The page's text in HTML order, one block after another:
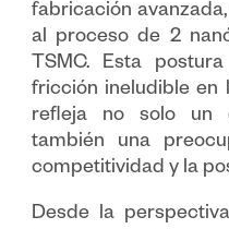
fabricación
al proceso de 2
TSMC. Esta
fricción ineludible en
refleja no solo un
también una
competitividad y la
Desde la